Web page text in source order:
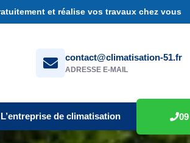
et réalise vos travaux chez vous
contact@climatisation-51.fr
ADRESSE E-MAIL
L’entreprise de climatisation